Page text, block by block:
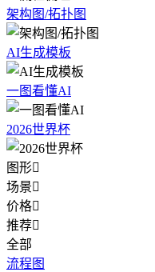
架构图/拓扑图
AI生成模板
一图看懂AI
2026世界杯
图形
场景
价格
推荐
全部
流程图